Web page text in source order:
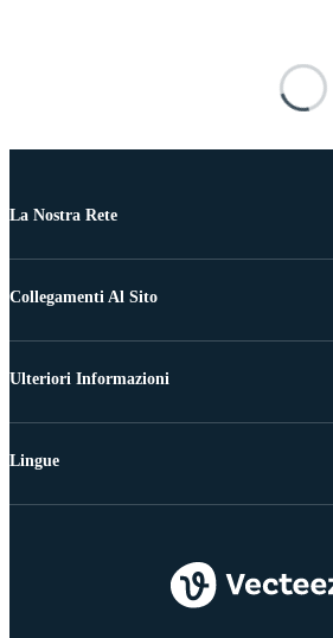
La Nostra Rete
Collegamenti Al Sito
Ulteriori Informazioni
Lingue